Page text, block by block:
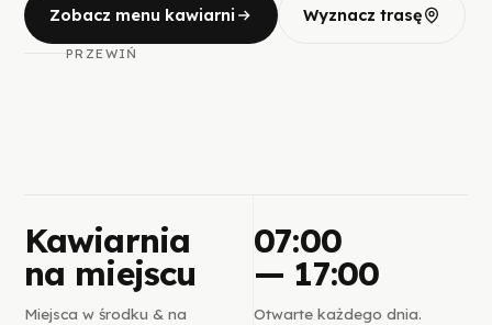
Zobacz menu kawiarni Wyznacz trasę
PRZEWIŃ
Kawiarnia
na miejscu
Miejsca w środku & na
07:00
— 17:00
Otwarte każdego dnia.